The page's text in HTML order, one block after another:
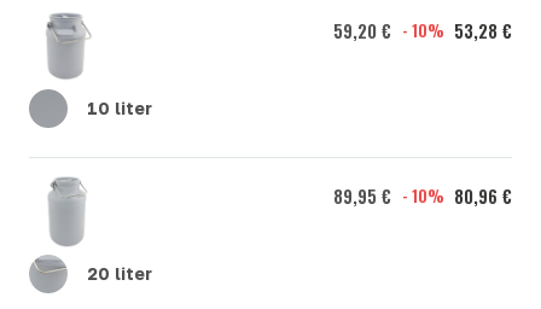
10 liter
59,20 € - 10% 53,28 €
20 liter
89,95 € - 10% 80,96 €